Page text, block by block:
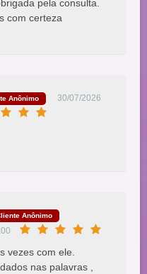
pela consulta.
com certeza
Anônimo
30/07/2026
Anônimo
vezes com ele.
nas palavras ,